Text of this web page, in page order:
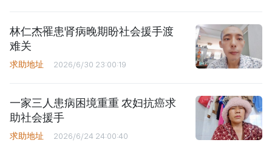
林仁杰罹患肾病晚期盼社会援手渡
难关
求助地址 2026/6/30 23:00:19
一家三人患病困境重重 农妇抗癌求
助社会援手
求助地址 2026/6/24 24:00:40